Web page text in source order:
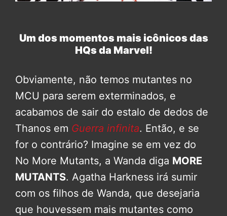
Um dos momentos mais icônicos das
HQs da Marvel!
Obviamente, não temos mutantes no
MCU para serem exterminados, e
acabamos de sair do estalo de dedos de
Thanos em Guerra infinita. Então, e se
for o contrário? Imagine se em vez do
No More Mutants, a Wanda diga MORE
MUTANTS. Agatha Harkness irá sumir
com os filhos de Wanda, que desejaria
que houvessem mais mutantes como